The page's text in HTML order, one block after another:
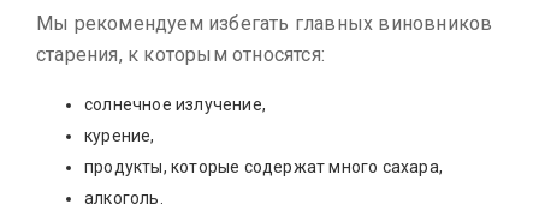
Мы рекомендуем избегать главных виновников
старения, к которым относятся:
солнечное излучение,
курение,
продукты, которые содержат много сахара,
алкоголь.